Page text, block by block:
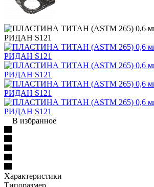
В избранное
Характеристики
Типоразмер